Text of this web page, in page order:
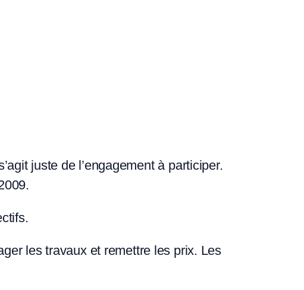
juste de l’engagement à participer.
les travaux et remettre les prix. Les